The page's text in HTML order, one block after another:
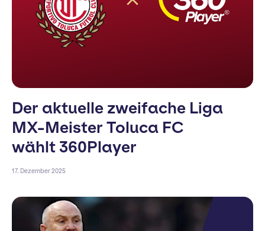
Der aktuelle zweifache Liga
MX-Meister Toluca FC
wählt 360Player
17. Dezember 2025